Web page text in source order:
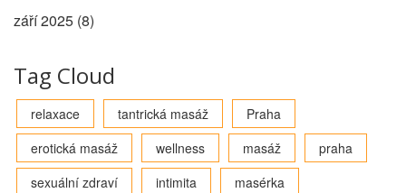
září 2025 (8)
Tag Cloud
relaxace tantrická masáž
Praha
erotická masáž
wellness masáž
praha
sexuální zdraví
intimita
masérka